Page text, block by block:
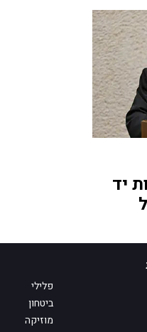
יד
פלילי
ביטחון
מוזיקה